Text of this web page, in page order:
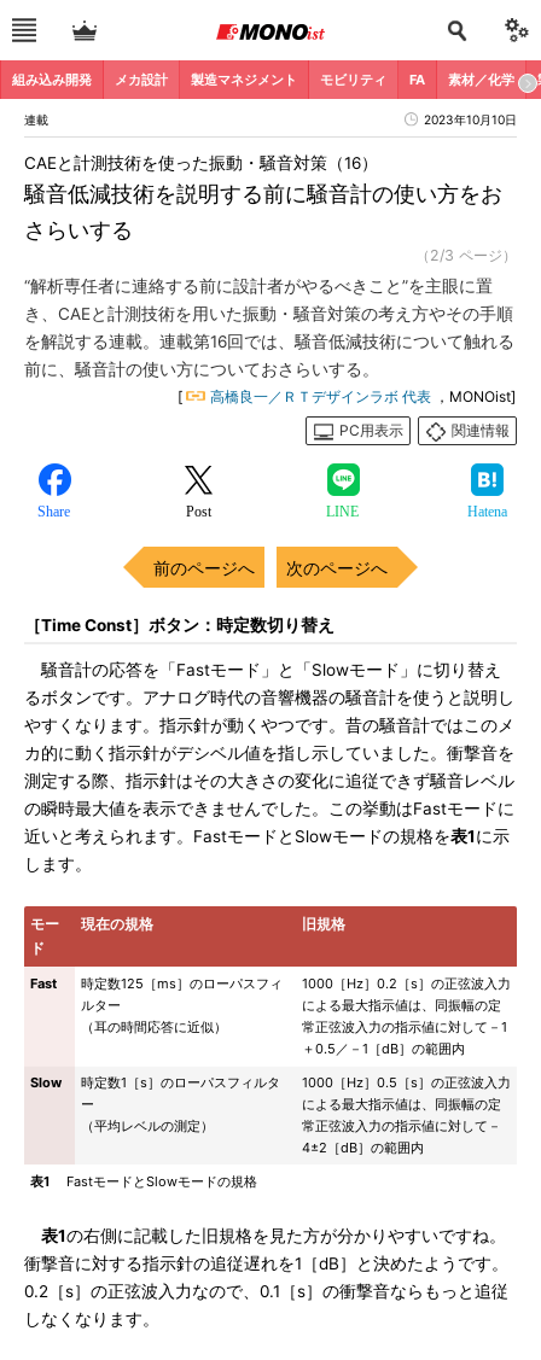
組み込み開発 メカ設計 製造マネジメント モビリティ FA 素材／化学
連載 2023年10月10日
騒音低減技術を説明する前に騒音計の使い方をお
さらいする
CAEと計測技術を使った振動・騒音対策（16）
（2/3 ページ）
“解析専任者に連絡する前に設計者がやるべきこと”を主眼に置
き、CAEと計測技術を用いた振動・騒音対策の考え方やその手順
を解説する連載。連載第16回では、騒音低減技術について触れる
前に、騒音計の使い方についておさらいする。
[ 高橋良一／ＲＴデザインラボ 代表 ，MONOist]
PC用表示
関連情報
Share Post LINE Hatena
前のページへ 次のページへ
［Time Const］ボタン：時定数切り替え
騒音計の応答を「Fastモード」と「Slowモード」に切り替え
るボタンです。アナログ時代の音響機器の騒音計を使うと説明し
やすくなります。指示針が動くやつです。昔の騒音計ではこのメ
カ的に動く指示針がデシベル値を指し示していました。衝撃音を
測定する際、指示針はその大きさの変化に追従できず騒音レベル
の瞬時最大値を表示できませんでした。この挙動はFastモードに
近いと考えられます。FastモードとSlowモードの規格を表1に示
します。
モー
ド
現在の規格 旧規格
Fast
時定数125［ms］のローパスフィ
ルター
（耳の時間応答に近似）
1000［Hz］0.2［s］の正弦波入力
による最大指示値は、同振幅の定
常正弦波入力の指示値に対して－1
＋0.5／－1［dB］の範囲内
Slow
時定数1［s］のローパスフィルタ
ー
（平均レベルの測定）
1000［Hz］0.5［s］の正弦波入力
による最大指示値は、同振幅の定
常正弦波入力の指示値に対して－
4±2［dB］の範囲内
表1 FastモードとSlowモードの規格
表1の右側に記載した旧規格を見た方が分かりやすいですね。
衝撃音に対する指示針の追従遅れを1［dB］と決めたようです。
0.2［s］の正弦波入力なので、0.1［s］の衝撃音ならもっと追従
しなくなります。